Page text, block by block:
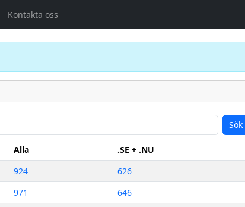
Kontakta oss
Sök
Alla .SE + .NU
924 626
971 646